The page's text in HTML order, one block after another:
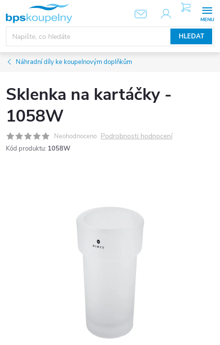
obsah
HLEDAT
NÁKUPNÍ
KOŠÍK
Náhradní díly ke koupelnovým doplňkům
Sklenka na kartáčky -
1058W
Neohodnoceno Podrobnosti hodnocení
Kód produktu: 1058W